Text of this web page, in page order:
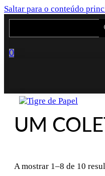
Saltar para o conteúdo
Search
0
UM
A mostrar 1–8 de 10